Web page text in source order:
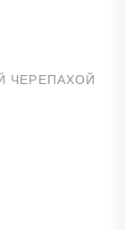
ЧЕРЕПАХОЙ